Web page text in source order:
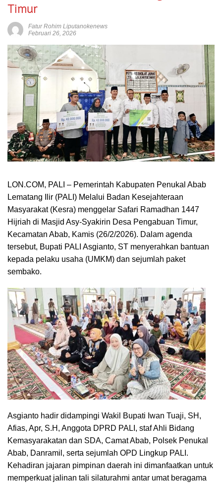
Timur
Fatur Rohim Liputanokenews
Februari 26, 2026
LON.COM, PALI – Pemerintah Kabupaten Penukal Abab
Lematang Ilir (PALI) Melalui Badan Kesejahteraan
Masyarakat (Kesra) menggelar Safari Ramadhan 1447
Hijriah di Masjid Asy-Syakirin Desa Pengabuan Timur,
Kecamatan Abab, Kamis (26/2/2026). Dalam agenda
tersebut, Bupati PALI Asgianto, ST menyerahkan bantuan
kepada pelaku usaha (UMKM) dan sejumlah paket
sembako.
Asgianto hadir didampingi Wakil Bupati Iwan Tuaji, SH,
Afias, Apr, S.H, Anggota DPRD PALI, staf Ahli Bidang
Kemasyarakatan dan SDA, Camat Abab, Polsek Penukal
Abab, Danramil, serta sejumlah OPD Lingkup PALI.
Kehadiran jajaran pimpinan daerah ini dimanfaatkan untuk
memperkuat jalinan tali silaturahmi antar umat beragama